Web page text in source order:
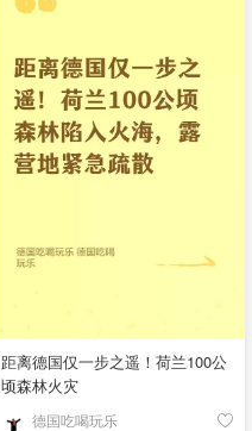
距离德国仅一步之遥！荷兰100公
顷森林火灾
德国吃喝玩乐